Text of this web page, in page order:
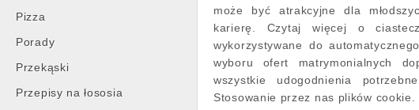
Pizza
Porady
Przekąski
Przepisy na łososia
może być atrakcyjne dla
karierę. Czytaj więcej o
wykorzystywane do
wyboru ofert matrymonialnych
wszystkie udogodnienia
Stosowanie przez nas plików cookie.